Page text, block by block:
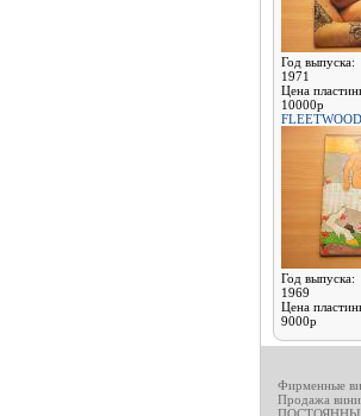
Год выпуска:
1971
Цена
10000р
Год выпуска:
1969
Цена
9000р
Фирменные
Продажа